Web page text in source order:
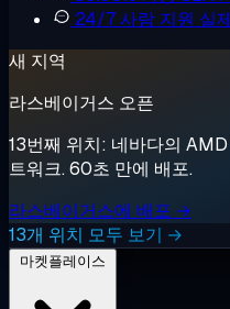
24/7 사람 지원 실
새 지역
라스베이거스 오픈
13번째 위치: 네바다의
트워크. 60초 만에 배포.
라스베이거스에 배포 →
13개 위치 모두 보기 →